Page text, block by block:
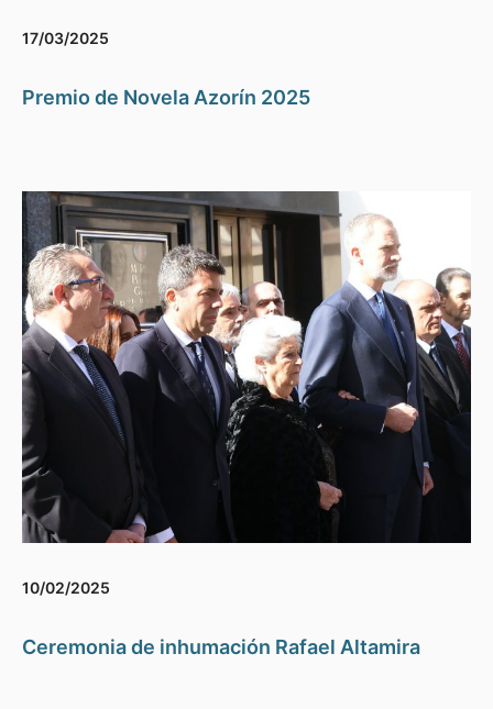
17/03/2025
Premio de Novela Azorín 2025
10/02/2025
Ceremonia de inhumación Rafael Altamira